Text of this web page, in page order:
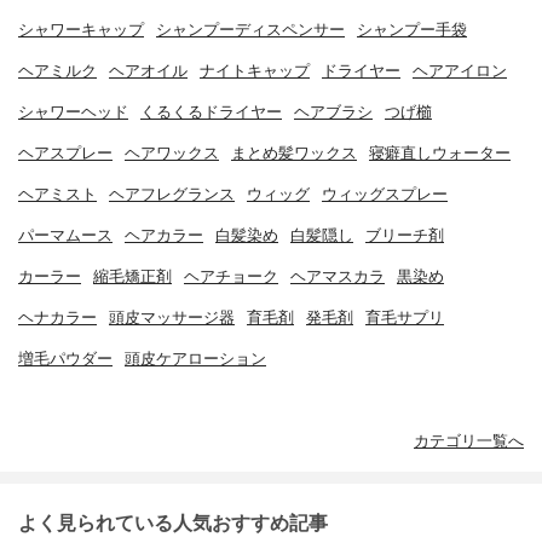
シャワーキャップ シャンプーディスペンサー シャンプー手袋
ヘアミルク ヘアオイル ナイトキャップ ドライヤー ヘアアイロン
シャワーヘッド くるくるドライヤー ヘアブラシ つげ櫛
ヘアスプレー ヘアワックス まとめ髪ワックス 寝癖直しウォーター
ヘアミスト ヘアフレグランス ウィッグ ウィッグスプレー
パーマムース ヘアカラー 白髪染め 白髪隠し ブリーチ剤
カーラー 縮毛矯正剤 ヘアチョーク ヘアマスカラ 黒染め
ヘナカラー 頭皮マッサージ器 育毛剤 発毛剤 育毛サプリ
増毛パウダー 頭皮ケアローション
カテゴリ一覧へ
よく見られている人気おすすめ記事